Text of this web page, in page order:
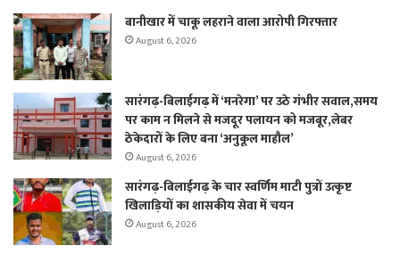
बानीखार में चाकू लहराने वाला आरोपी गिरफ्तार
August 6, 2026
सारंगढ़-बिलाईगढ़ में ‘मनरेगा’ पर उठे गंभीर सवाल,समय
पर काम न मिलने से मजदूर पलायन को मजबूर,लेबर
ठेकेदारों के लिए बना ‘अनुकूल माहौल’
August 6, 2026
सारंगढ़-बिलाईगढ़ के चार स्वर्णिम माटी पुत्रों उत्कृष्ट
खिलाड़ियों का शासकीय सेवा में चयन
August 6, 2026